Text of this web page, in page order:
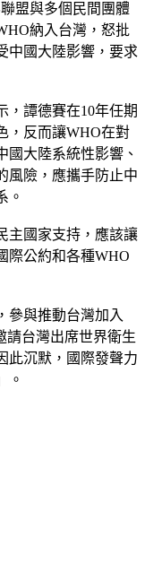
盟與多個民間團體
納入台灣，怒批
中國大陸影響，要求
，譚德賽在10年任期
，反而讓WHO在對
國大陸系統性影響、
風險，應攜手防止中
。
主國家支持，應該讓
際公約和各種WHO
參與推動台灣加入
請台灣出席世界衛生
此沉默，國際發聲力
。